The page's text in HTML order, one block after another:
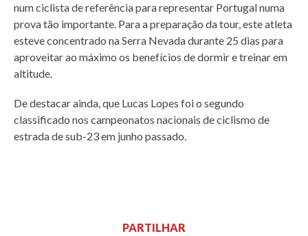
num ciclista de referência para representar Portugal numa
prova tão importante. Para a preparação da tour, este atleta
esteve concentrado na Serra Nevada durante 25 dias para
aproveitar ao máximo os benefícios de dormir e treinar em
altitude.
De destacar ainda, que Lucas Lopes foi o segundo
classificado nos campeonatos nacionais de ciclismo de
estrada de sub-23 em junho passado.
PARTILHAR